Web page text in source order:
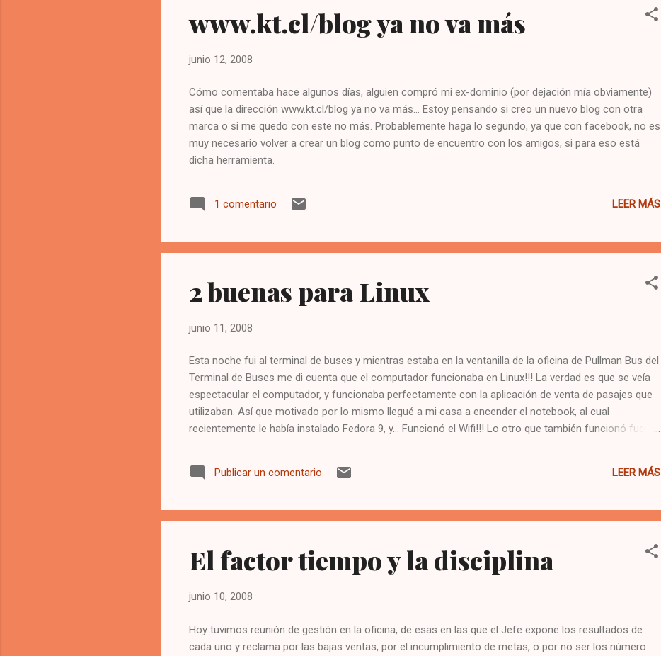
www.kt.cl/blog ya no va más
junio 12, 2008
Cómo comentaba hace algunos días, alguien compró mi ex-dominio (por dejación mía obviamente)
así que la dirección www.kt.cl/blog ya no va más... Estoy pensando si creo un nuevo blog con otra
marca o si me quedo con este no más. Probablemente haga lo segundo, ya que con facebook, no es
muy necesario volver a crear un blog como punto de encuentro con los amigos, si para eso está
dicha herramienta.
1 comentario LEER MÁS
2 buenas para Linux
junio 11, 2008
Esta noche fui al terminal de buses y mientras estaba en la ventanilla de la oficina de Pullman Bus del
Terminal de Buses me di cuenta que el computador funcionaba en Linux!!! La verdad es que se veía
espectacular el computador, y funcionaba perfectamente con la aplicación de venta de pasajes que
utilizaban. Así que motivado por lo mismo llegué a mi casa a encender el notebook, al cual
recientemente le había instalado Fedora 9, y... Funcionó el Wifi!!! Lo otro que también funcionó fueron
mismo día. Mi pc es un Dell Inspiron 6400
Publicar un comentario LEER MÁS
El factor tiempo y la disciplina
junio 10, 2008
Hoy tuvimos reunión de gestión en la oficina, de esas en las que el Jefe expone los resultados de
cada uno y reclama por las bajas ventas, por el incumplimiento de metas, o por no ser los número